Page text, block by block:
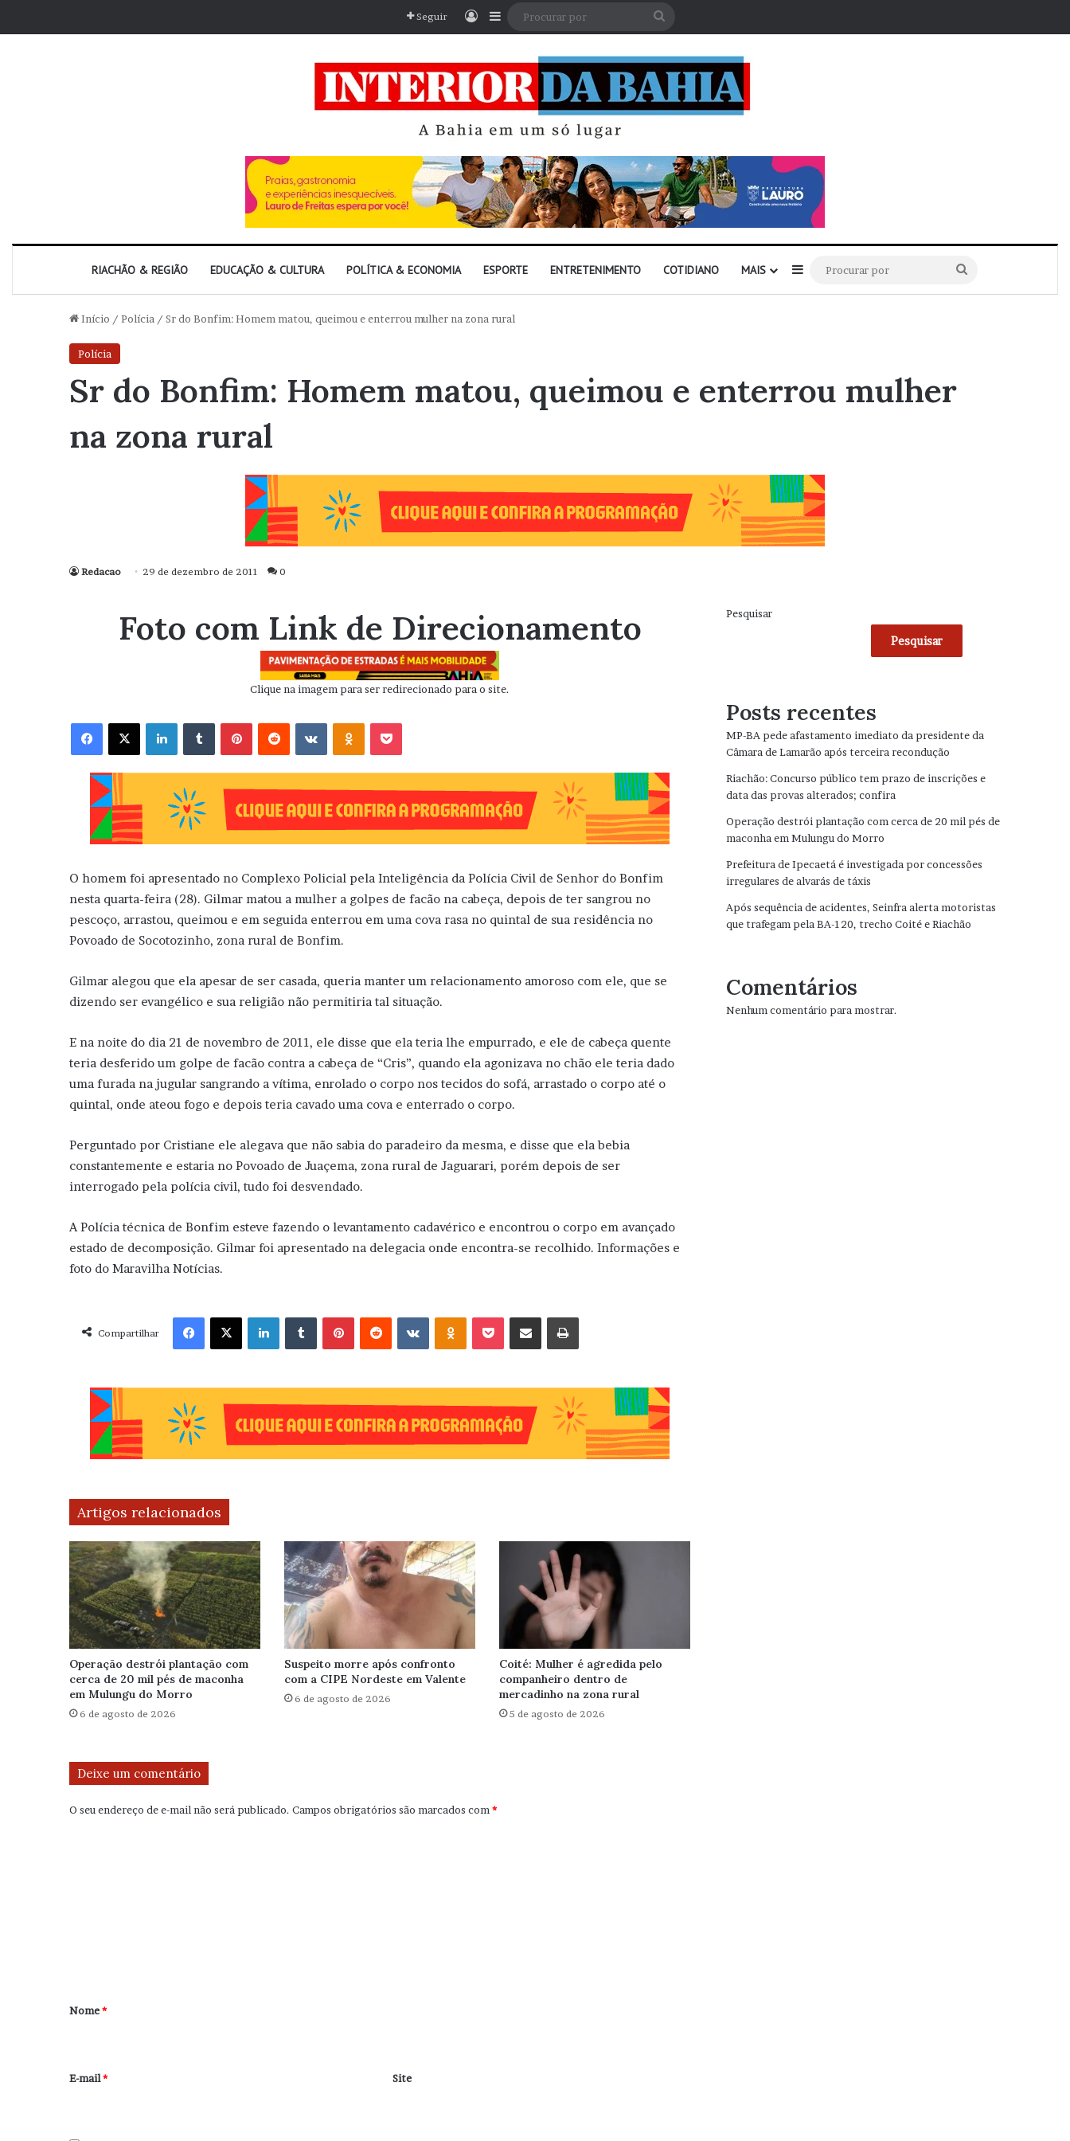
Seguir EntrarBarra Lateral
RIACHÃO & REGIÃO EDUCAÇÃO & CULTURA POLÍTICA & ECONOMIA ESPORTE ENTRETENIMENTO COTIDIANO MAIS Barra Lateral
por
Início / Polícia / Sr do Bonfim: Homem matou, queimou e enterrou mulher na zona rural
Polícia
Sr do Bonfim: Homem matou, queimou e enterrou mulher
na zona rural
Redacao 29 de dezembro de 2011 0
Foto com Link de Direcionamento
Clique na imagem para ser redirecionado para o site.
Facebook X Linkedin VK OK
O homem foi apresentado no Complexo Policial pela Inteligência da Polícia Civil de Senhor do Bonfim
nesta quarta-feira (28). Gilmar matou a mulher a golpes de facão na cabeça, depois de ter sangrou no
pescoço, arrastou, queimou e em seguida enterrou em uma cova rasa no quintal de sua residência no
Povoado de Socotozinho, zona rural de Bonfim.
Gilmar alegou que ela apesar de ser casada, queria manter um relacionamento amoroso com ele, que se
dizendo ser evangélico e sua religião não permitiria tal situação.
E na noite do dia 21 de novembro de 2011, ele disse que ela teria lhe empurrado, e ele de cabeça quente
teria desferido um golpe de facão contra a cabeça de “Cris”, quando ela agonizava no chão ele teria dado
uma furada na jugular sangrando a vítima, enrolado o corpo nos tecidos do sofá, arrastado o corpo até o
quintal, onde ateou fogo e depois teria cavado uma cova e enterrado o corpo.
Perguntado por Cristiane ele alegava que não sabia do paradeiro da mesma, e disse que ela bebia
constantemente e estaria no Povoado de Juaçema, zona rural de Jaguarari, porém depois de ser
interrogado pela polícia civil, tudo foi desvendado.
A Polícia técnica de Bonfim esteve fazendo o levantamento cadavérico e encontrou o corpo em avançado
estado de decomposição. Gilmar foi apresentado na delegacia onde encontra-se recolhido. Informações e
foto do Maravilha Notícias.
Compartilhar
Facebook X Linkedin VK OK
Artigos relacionados
Operação destrói plantação com
cerca de 20 mil pés de maconha
em Mulungu do Morro
6 de agosto de 2026
Suspeito morre após confronto
com a CIPE Nordeste em Valente
6 de agosto de 2026
Coité: Mulher é agredida pelo
companheiro dentro de
mercadinho na zona rural
5 de agosto de 2026
Deixe um comentário
O seu endereço de e-mail não será publicado. Campos obrigatórios são marcados com*
r
*
Nome*
E-mail* Site
Pesquisar
Pesquisar
Posts recentes
MP-BA pede afastamento imediato da presidente da
Câmara de Lamarão após terceira recondução
Riachão: Concurso público tem prazo de inscrições e
data das provas alterados; confira
Operação destrói plantação com cerca de 20 mil pés de
maconha em Mulungu do Morro
Prefeitura de Ipecaetá é investigada por concessões
irregulares de alvarás de táxis
Após sequência de acidentes, Seinfra alerta motoristas
que trafegam pela BA-120, trecho Coité e Riachão
Comentários
Nenhum comentário para mostrar.